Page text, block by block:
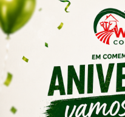
O evento promete um
integração, com feira
alimentação,
kids e diversas
idades.
Foto: Vinícius